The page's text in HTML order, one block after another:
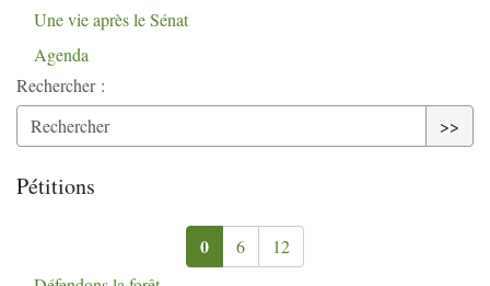
Une vie après le Sénat
Agenda
Rechercher :
>>
Pétitions
0 6
12